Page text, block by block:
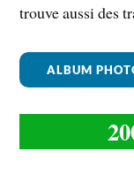
trouve aussi des
ALBUM